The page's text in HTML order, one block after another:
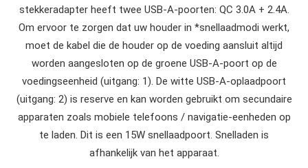
stekkeradapter heeft twee USB-A-poorten: QC 3.0A + 2.4A.
Om ervoor te zorgen dat uw houder in *snellaadmodi werkt,
moet de kabel die de houder op de voeding aansluit altijd
worden aangesloten op de groene USB-A-poort op de
voedingseenheid (uitgang: 1). De witte USB-A-oplaadpoort
(uitgang: 2) is reserve en kan worden gebruikt om secundaire
apparaten zoals mobiele telefoons / navigatie-eenheden op
te laden. Dit is een 15W snellaadpoort. Snelladen is
afhankelijk van het apparaat.